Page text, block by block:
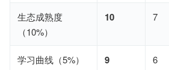
生态成熟度
（10%）
10 7
学习曲线（5%） 9 6